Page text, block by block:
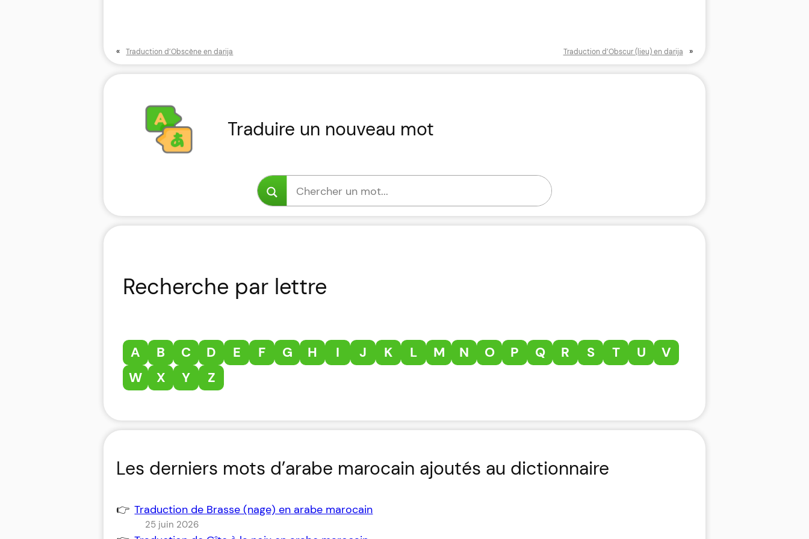
« Traduction d’Obscène en darija Traduction d’Obscur (lieu) en darija »
Traduire un nouveau mot
Recherche par lettre
A B C D E F G H I J K L M N O P Q R S T U
V
W
X Y Z
Les derniers mots d’arabe marocain ajoutés au dictionnaire
Traduction de Brasse (nage) en arabe marocain
25 juin 2026